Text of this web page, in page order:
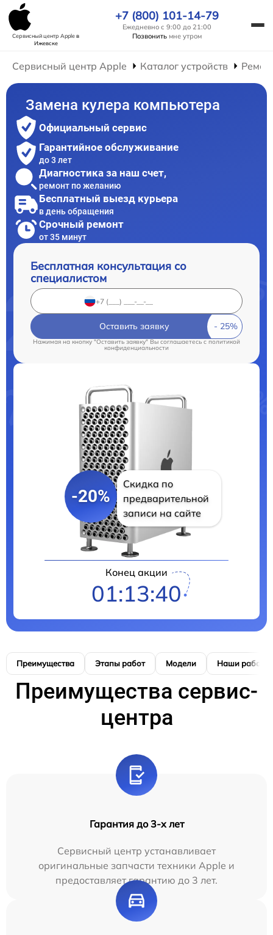
Сервисный центр Appleв
Ижевске
+7 (800) 101-14-79
Ежедневно с 9:00 до 21:00
Позвонить мне утром
Сервисный центр Apple Каталог устройств
Замена кулера компьютера
Официальный сервис
Гарантийное обслуживание
до 3 лет
Диагностика за наш счет,
ремонт по желанию
Бесплатный выезд курьера
в день обращения
Срочный ремонт
от 35 минут
Бесплатная консультация со
специалистом
Оставить заявку
Нажимая на кнопку "Оставить заявку" Вы соглашаетесь cполитикой
конфиденциальности
-20%
Скидка по
предварительной
записи на сайте
Конец акции
01:13:40
Преимущества Этапы работ Модели Наши работы
Преимущества сервис-
центра
Гарантия до 3-х лет
Сервисный центр устанавливает
оригинальные запчасти техники Apple и
предоставляет гарантию до 3 лет.